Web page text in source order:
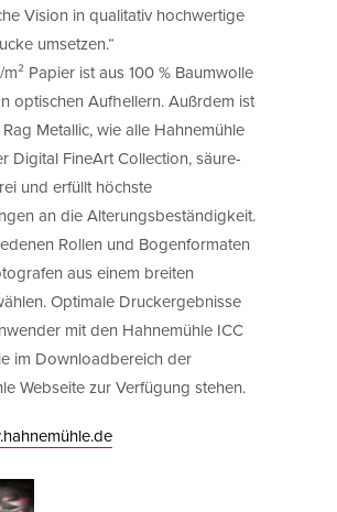
Vision in qualitativ hochwertige
umsetzen.“
Papier ist aus 100 % Baumwolle
optischen Aufhellern. Außrdem ist
Metallic, wie alle Hahnemühle
Digital FineArt Collection, säure-
und erfüllt höchste
an die Alterungsbeständigkeit.
Rollen und Bogenformaten
aus einem breiten
Optimale Druckergebnisse
mit den Hahnemühle ICC
im Downloadbereich der
Webseite zur Verfügung stehen.